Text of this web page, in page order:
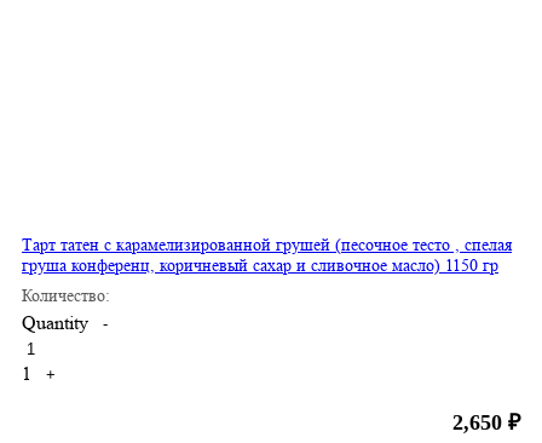
Тарт татен с карамелизированной грушей (песочное тесто , спелая
груша конференц, коричневый сахар и сливочное масло) 1150 гр
Количество:
Quantity -
1 +
2,650 ₽